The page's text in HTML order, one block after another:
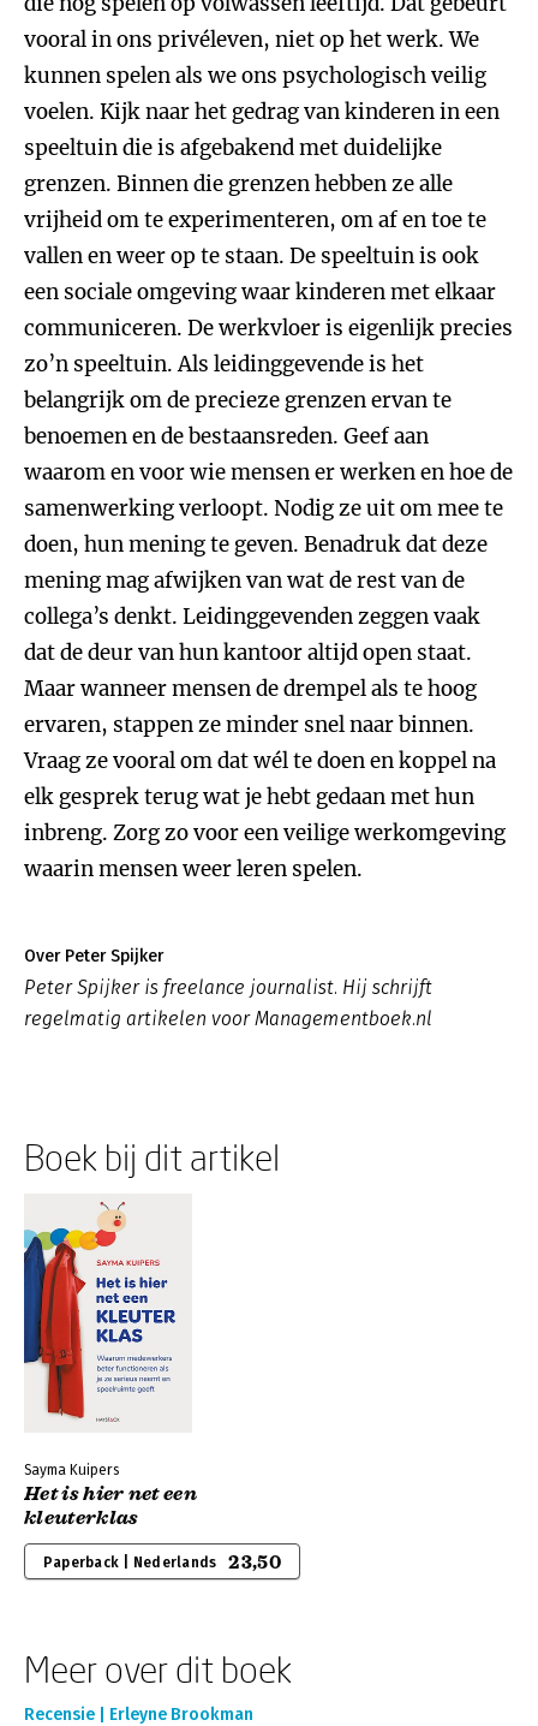
vooral in ons privéleven, niet op het werk. We
kunnen spelen als we ons psychologisch veilig
voelen. Kijk naar het gedrag van kinderen in een
speeltuin die is afgebakend met duidelijke
grenzen. Binnen die grenzen hebben ze alle
vrijheid om te experimenteren, om af en toe te
vallen en weer op te staan. De speeltuin is ook
een sociale omgeving waar kinderen met elkaar
communiceren. De werkvloer is eigenlijk precies
zo’n speeltuin. Als leidinggevende is het
belangrijk om de precieze grenzen ervan te
benoemen en de bestaansreden. Geef aan
waarom en voor wie mensen er werken en hoe de
samenwerking verloopt. Nodig ze uit om mee te
doen, hun mening te geven. Benadruk dat deze
mening mag afwijken van wat de rest van de
collega’s denkt. Leidinggevenden zeggen vaak
dat de deur van hun kantoor altijd open staat.
Maar wanneer mensen de drempel als te hoog
ervaren, stappen ze minder snel naar binnen.
Vraag ze vooral om dat wél te doen en koppel na
elk gesprek terug wat je hebt gedaan met hun
inbreng. Zorg zo voor een veilige werkomgeving
waarin mensen weer leren spelen.
Over Peter Spijker
Peter Spijker is freelance journalist. Hij schrijft
regelmatig artikelen voor Managementboek.nl
Boek bij dit artikel
Sayma Kuipers
Het is hier net een
kleuterklas
Paperback | Nederlands 23,50
Meer over dit boek
Recensie | Erleyne Brookman